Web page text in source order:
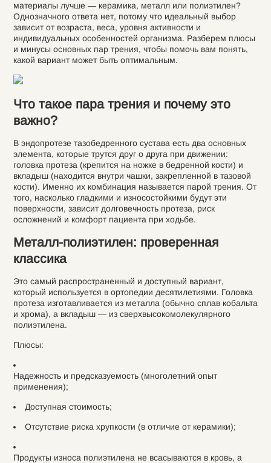
материалы лучше — керамика, металл или полиэтилен?
Однозначного ответа нет, потому что идеальный выбор
зависит от возраста, веса, уровня активности и
индивидуальных особенностей организма. Разберем плюсы
и минусы основных пар трения, чтобы помочь вам понять,
какой вариант может быть оптимальным.
Что такое пара трения и почему это
важно?
В эндопротезе тазобедренного сустава есть два основных
элемента, которые трутся друг о друга при движении:
головка протеза (крепится на ножке в бедренной кости) и
вкладыш (находится внутри чашки, закрепленной в тазовой
кости). Именно их комбинация называется парой трения. От
того, насколько гладкими и износостойкими будут эти
поверхности, зависит долговечность протеза, риск
осложнений и комфорт пациента при ходьбе.
Металл-полиэтилен: проверенная
классика
Это самый распространенный и доступный вариант,
который используется в ортопедии десятилетиями. Головка
протеза изготавливается из металла (обычно сплав кобальта
и хрома), а вкладыш — из сверхвысокомолекулярного
полиэтилена.
Плюсы:
Надежность и предсказуемость (многолетний опыт
применения);
Доступная стоимость;
Отсутствие риска хрупкости (в отличие от керамики);
Продукты износа полиэтилена не всасываются в кровь, а